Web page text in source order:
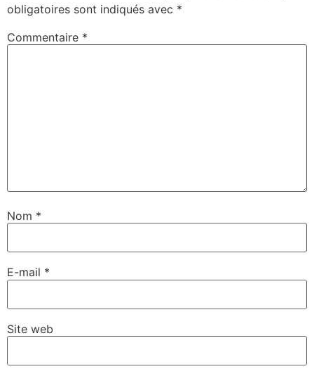
obligatoires sont indiqués avec *
Commentaire *
Nom *
E-mail *
Site web